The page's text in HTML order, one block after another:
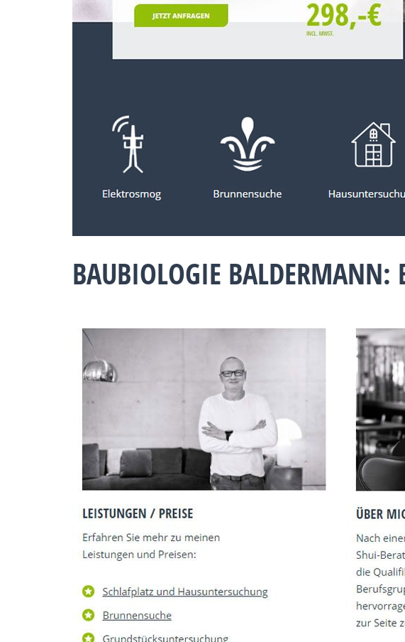
BAUBIOLOGIE